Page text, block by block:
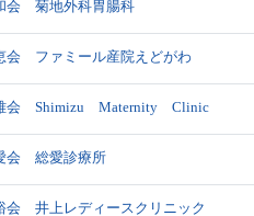
会 菊地外科胃腸科
ファミール産院えどがわ
会 Shimizu Maternity Clinic
会 総愛診療所
井上レディースクリニック